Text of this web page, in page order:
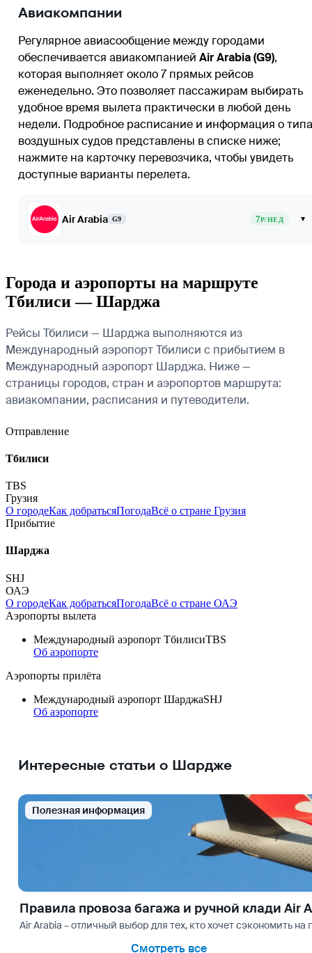
Авиакомпании
Регулярное авиасообщение между городами
обеспечивается авиакомпанией Air Arabia (G9),
которая выполняет около 7 прямых рейсов
еженедельно. Это позволяет пассажирам выбирать
удобное время вылета практически в любой день
недели. Подробное расписание и информация о
воздушных судов представлены в списке ниже;
нажмите на карточку перевозчика, чтобы увидеть
доступные варианты перелета.
Air Arabia G9 7Р/НЕД ▾
Города и аэропорты на маршруте
Тбилиси — Шарджа
Рейсы Тбилиси — Шарджа выполняются из
Международный аэропорт Тбилиси с прибытием в
Международный аэропорт Шарджа. Ниже —
страницы городов, стран и аэропортов маршрута:
авиакомпании, расписания и путеводители.
Отправление
Тбилиси
TBS
Грузия
О городеКак добратьсяПогодаВсё о стране Грузия
Прибытие
Шарджа
SHJ
ОАЭ
О городеКак добратьсяПогодаВсё о стране ОАЭ
Аэропорты вылета
Международный аэропорт ТбилисиTBS
Об аэропорте
Аэропорты прилёта
Международный аэропорт ШарджаSHJ
Об аэропорте
Интересные статьи о Шардже
Полезная информация
Правила провоза багажа и ручной клади Air
Air Arabia – отличный выбор для тех, кто хочет сэкономить
Смотреть все